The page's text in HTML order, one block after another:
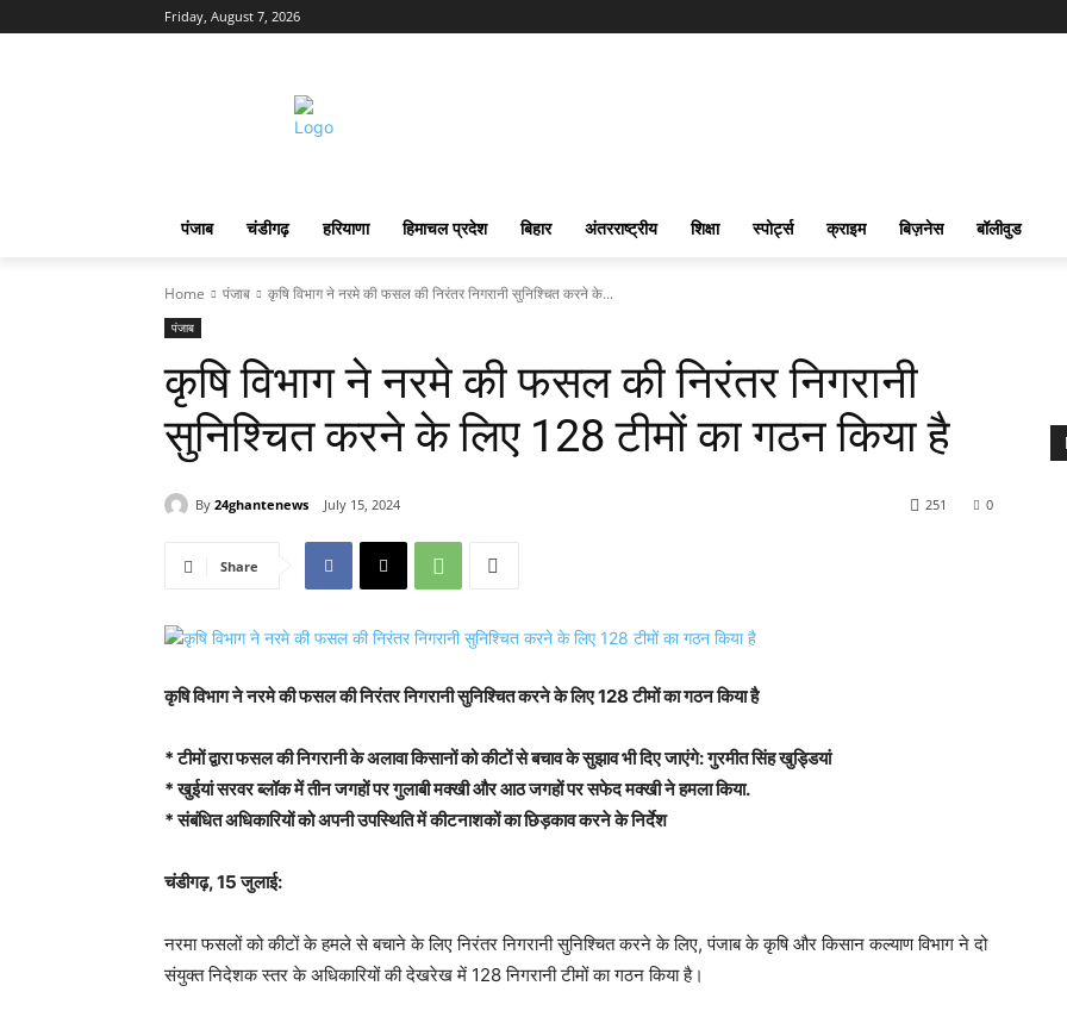
Friday, August 7, 2026
पंजाब चंडीगढ़ हरियाणा हिमाचल प्रदेश बिहार अंतरराष्ट्रीय शिक्षा स्पोर्ट्स क्राइम बिज़नेस बॉलीवुड
Home पंजाब कृषि विभाग ने नरमे की फसल की निरंतर निगरानी सुनिश्चित करने के...
पंजाब
कृषि विभाग ने नरमे की फसल की निरंतर निगरानी
सुनिश्चित करने के लिए 128 टीमों का गठन किया है
By 24ghantenews July 15, 2024 0
251
Share
कृषि विभाग ने नरमे की फसल की निरंतर निगरानी सुनिश्चित करने के लिए 128 टीमों का गठन किया है
* टीमों द्वारा फसल की निगरानी के अलावा किसानों को कीटों से बचाव के सुझाव भी दिए जाएंगे: गुरमीत सिंह खुड्डियां
* खुईयां सरवर ब्लॉक में तीन जगहों पर गुलाबी मक्खी और आठ जगहों पर सफेद मक्खी ने हमला किया.
* संबंधित अधिकारियों को अपनी उपस्थिति में कीटनाशकों का छिड़काव करने के निर्देश
चंडीगढ़, 15 जुलाई:
नरमा फसलों को कीटों के हमले से बचाने के लिए निरंतर निगरानी सुनिश्चित करने के लिए, पंजाब के कृषि और किसान कल्याण विभाग ने दो
संयुक्त निदेशक स्तर के अधिकारियों की देखरेख में 128 निगरानी टीमों का गठन किया है।